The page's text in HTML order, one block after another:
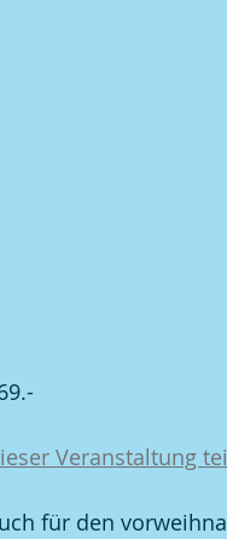
Veranstaltung
für den